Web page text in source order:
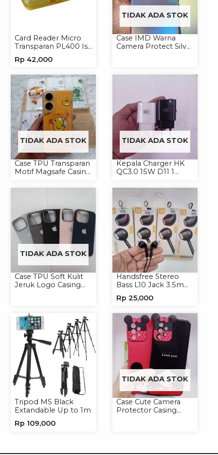
Card Reader Micro
Transparan PL400 Isi
Rp 42,000
TIDAK ADA STOK
Case IMD Warna
Camera Protect Silver
TIDAK ADA STOK
Case TPU Transparan
Motif Magsafe Casing
Softcase
TIDAK ADA STOK
Kepala Charger HK
QC3.0 15W D11 1
TIDAK ADA STOK
Case TPU Soft Kulit
Jeruk Logo Casing
Handsfree Stereo
Bass L10 Jack 3.5mm
Headphone
Rp 25,000
Tripod MS Black
Extandable Up to 1m
Rp 109,000
TIDAK ADA STOK
Case Cute Camera
Protector Casing